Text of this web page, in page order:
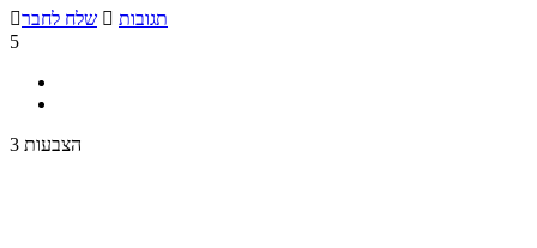
שלח לחבר  תגובות
5
3 הצבעות